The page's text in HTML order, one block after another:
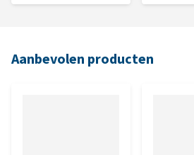
Aanbevolen producten